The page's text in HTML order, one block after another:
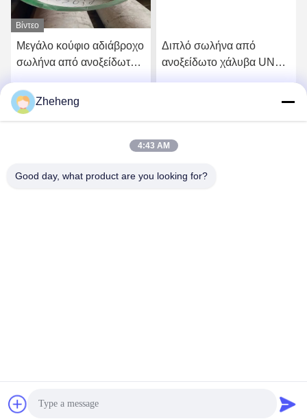
Βίντεο
Μεγάλο κούφιο αδιάβροχο
σωλήνα από ανοξείδωτο
Πάρτε την καλύτερη τιμή
Διπλό σωλήνα από
ανοξείδωτο χάλυβα UNS
Προμηθευτής. 2018-2026 stainless-steelseamlesspipe.com .
Διατηρούνται όλα τα πνευματικά δικαιώματα.
Zheheng
4:43 AM
Good day, what product are you looking for?